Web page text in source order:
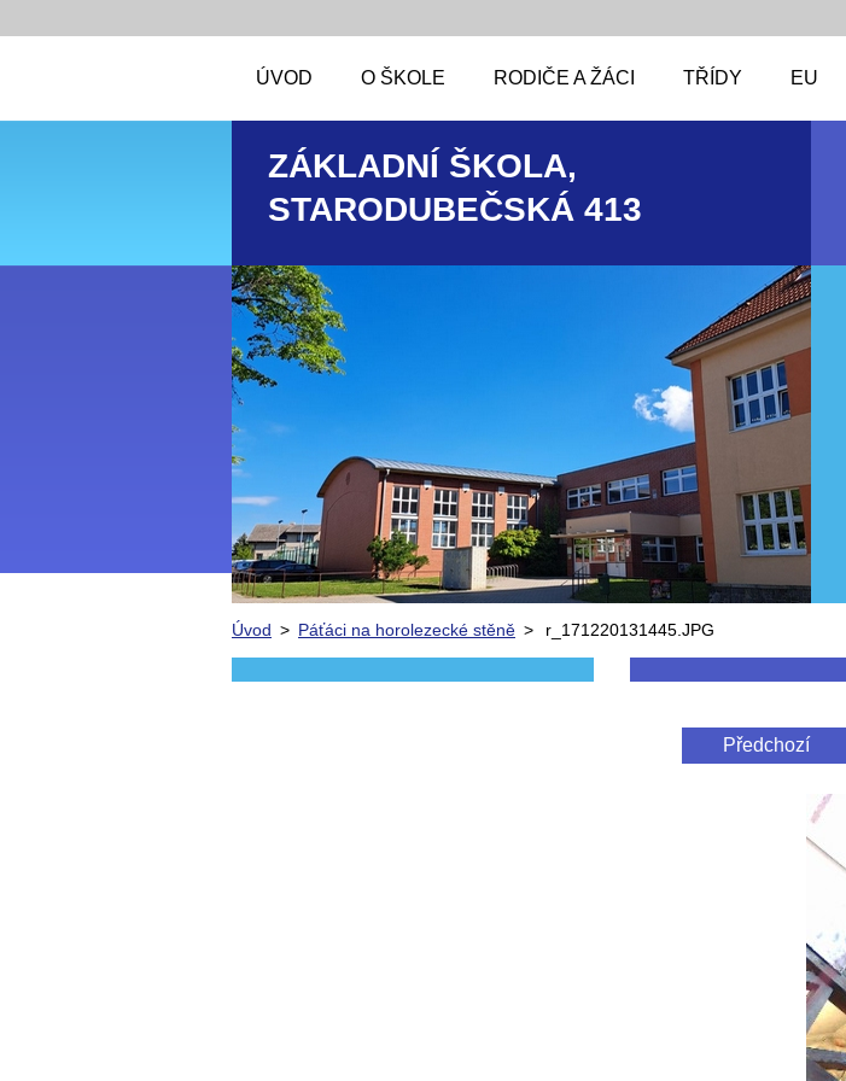
ÚVOD O ŠKOLE RODIČE A ŽÁCI TŘÍDY EU
ZÁKLADNÍ ŠKOLA,
STARODUBEČSKÁ 413
Úvod > Páťáci na horolezecké stěně > r_171220131445.JPG
Předchozí